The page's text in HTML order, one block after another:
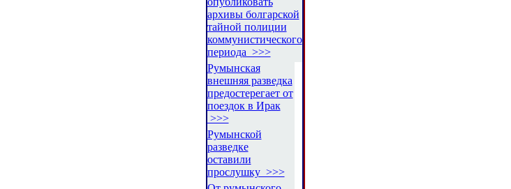
архивы болгарской
тайной полиции
коммунистического
периода >>>
Румынская
внешняя разведка
предостерегает от
поездок в Ирак
>>>
Румынской
разведке
оставили
прослушку >>>